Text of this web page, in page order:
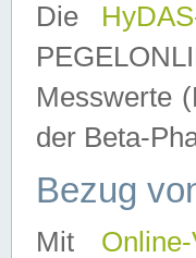
Die
Messwerte
der Beta-
Bezug
Mit